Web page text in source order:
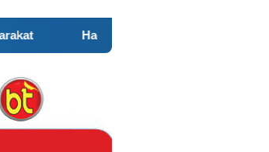
Pagi, Brimob Kaltara Bantu Pelajar